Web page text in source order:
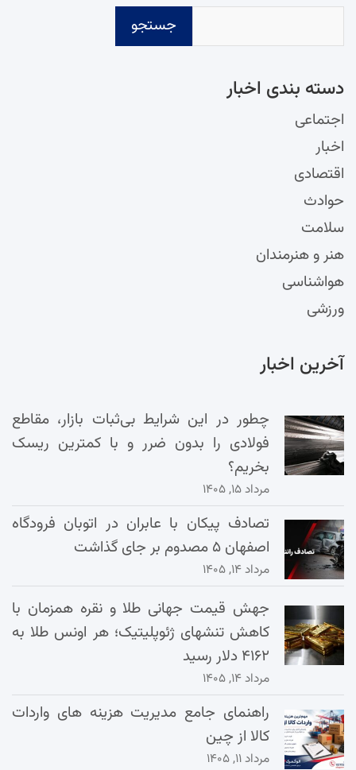
جستجو
دسته‌ بندی اخبار
اجتماعی
اخبار
اقتصادی
حوادث
سلامت
هنر و هنرمندان
هواشناسی
ورزشی
آخرین اخبار
چطور در این شرایط بی‌ثبات بازار، مقاطع
فولادی را بدون ضرر و با کمترین ریسک
بخریم؟
مرداد ۱۵, ۱۴۰۵
تصادف پیکان با عابران در اتوبان فرودگاه
اصفهان ۵ مصدوم بر جای گذاشت
مرداد ۱۴, ۱۴۰۵
جهش قیمت جهانی طلا و نقره همزمان با
کاهش تنشهای ژئوپلیتیک؛ هر اونس طلا به
۴۱۶۲ دلار رسید
مرداد ۱۴, ۱۴۰۵
راهنمای جامع مدیریت هزینه‌ های واردات
کالا از چین
مرداد ۱۱, ۱۴۰۵